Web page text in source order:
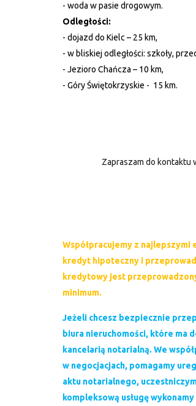
- woda w pasie drogowym.
Odległości:
- dojazd do Kielc – 25 km,
- w bliskiej odległości: szkoły,
- Jezioro Chańcza – 10 km,
- Góry Świętokrzyskie - 15 km.
Zapraszam do kontaktu
Współpracujemy z
kredyt hipoteczny i
kredytowy jest
minimum.
Jeżeli chcesz bezpiecznie
biura nieruchomości, które ma
kancelarią notarialną. We
w negocjacjach, pomagamy
aktu notarialnego,
kompleksową usługę